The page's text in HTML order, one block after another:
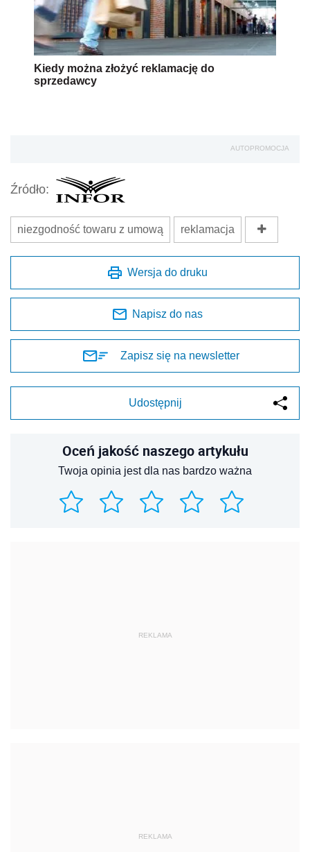
Kiedy można złożyć reklamację do
sprzedawcy
AUTOPROMOCJA
Źródło:
niezgodność towaru z umową reklamacja
Wersja do druku
Napisz do nas
Zapisz się na newsletter
Udostępnij
Oceń jakość naszego artykułu
Twoja opinia jest dla nas bardzo ważna
REKLAMA
REKLAMA